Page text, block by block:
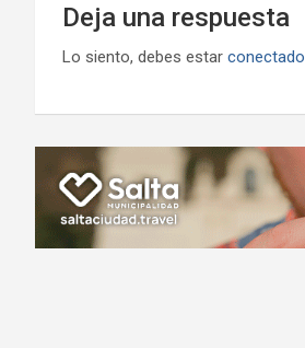
Deja una respuesta
Lo siento, debes estar conectado